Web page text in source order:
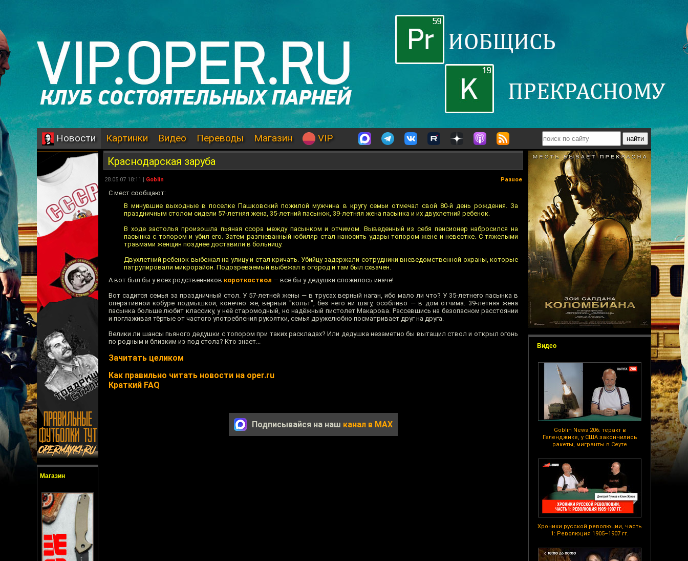
Новости Картинки Видео Переводы Магазин VIP
Магазин
Видео
Goblin News 206: теракт в
Геленджике, у США закончились
ракеты, мигранты в Сеуте
Хроники русской революции, часть
1: Революция 1905–1907 гг.
Краснодарская заруба
28.05.07 18:11 | Goblin Разное
С мест сообщают:
В минувшие выходные в поселке Пашковский пожилой мужчина в кругу семьи отмечал свой 80-й день рождения. За
праздничным столом сидели 57-летняя жена, 35-летний пасынок, 39-летняя жена пасынка и их двухлетний ребенок.
В ходе застолья произошла пьяная ссора между пасынком и отчимом. Выведенный из себя пенсионер набросился на
пасынка с топором и убил его. Затем разгневанный юбиляр стал наносить удары топором жене и невестке. С тяжелыми
травмами женщин позднее доставили в больницу.
Двухлетний ребенок выбежал на улицу и стал кричать. Убийцу задержали сотрудники вневедомственной охраны, которые
патрулировали микрорайон. Подозреваемый выбежал в огород и там был схвачен.
А вот был бы у всех родственников короткоствол — всё бы у дедушки сложилось иначе!
Вот садится семья за праздничный стол. У 57-летней жены — в трусах верный наган, ибо мало ли что? У 35-летнего пасынка в
оперативной кобуре подмышкой, конечно же, верный "кольт", без него ни шагу, особливо — в дом отчима. 39-летняя жена
пасынка больше любит классику, у неё старомодный, но надёжный пистолет Макарова. Рассевшись на безопасном расстоянии
и поглаживая тёртые от частого употребления рукоятки, семья дружелюбно посматривает друг на друга.
Велики ли шансы пьяного дедушки с топором при таких раскладах? Или дедушка незаметно бы вытащил ствол и открыл огонь
по родным и близким из-под стола? Кто знает...
Зачитать целиком
Как правильно читать новости на oper.ru
Краткий FAQ
Подписывайся на наш канал в MAX